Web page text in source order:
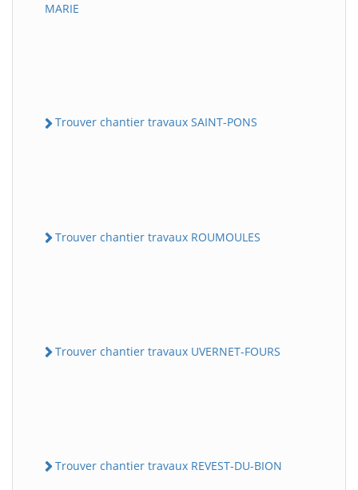
MARIE
Trouver chantier travaux SAINT-PONS
Trouver chantier travaux ROUMOULES
Trouver chantier travaux UVERNET-FOURS
Trouver chantier travaux REVEST-DU-BION